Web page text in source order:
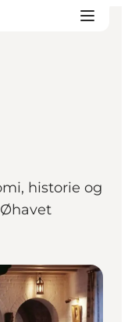
historie og